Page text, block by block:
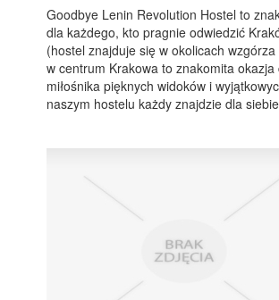
Goodbye Lenin Revolution Hostel to
dla każdego, kto pragnie odwiedzić
(hostel znajduje się w okolicach
w centrum Krakowa to znakomita okazja
miłośnika pięknych widoków i
naszym hostelu każdy znajdzie dla